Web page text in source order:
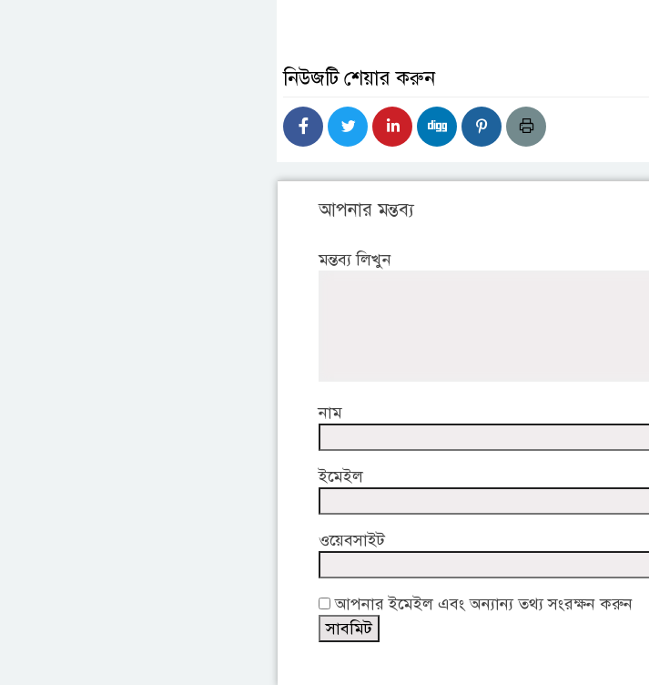
নিউজটি শেয়ার করুন
আপনার মন্তব্য
মন্তব্য লিখুন
নাম
ইমেইল
ওয়েবসাইট
আপনার ইমেইল এবং অন্যান্য তথ্য সংরক্ষন করুন